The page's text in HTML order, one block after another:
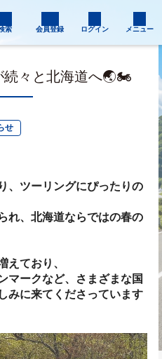
索 会員登録 ログイン メニュー
続々と北海道へ🌏🏍️
せ
、ツーリングにぴったりの
れ、北海道ならではの春の
えており、
マークなど、さまざまな国
みに来てくださっています